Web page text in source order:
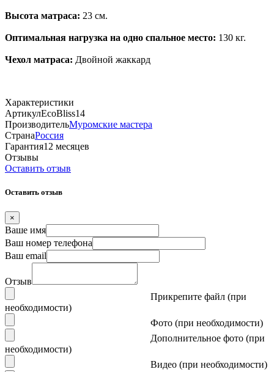
Высота матраса: 23 см.
Оптимальная нагрузка на одно спальное место: 130 кг.
Чехол матраса: Двойной жаккард
Характеристики
АртикулEcoBliss14
ПроизводительМуромские мастера
СтранаРоссия
Гарантия12 месяцев
Отзывы
Оставить отзыв
Оставить отзыв
×
Ваше имя
Ваш номер телефона
Ваш email
Отзыв
Прикрепите файл (при
необходимости)
Фото (при необходимости)
Дополнительное фото (при
необходимости)
Видео (при необходимости)